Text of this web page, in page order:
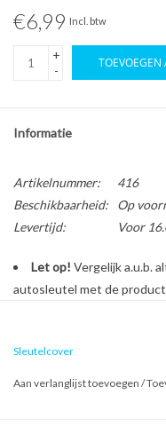
€6,99 Incl. btw
+
-
Informatie
Artikelnummer:
416
Beschikbaarheid:
Op
Levertijd:
Voor
Let op! Vergelijk a.u.b.
autosleutel met de
Sleutelcover
Aan verlanglijst toevoegen /